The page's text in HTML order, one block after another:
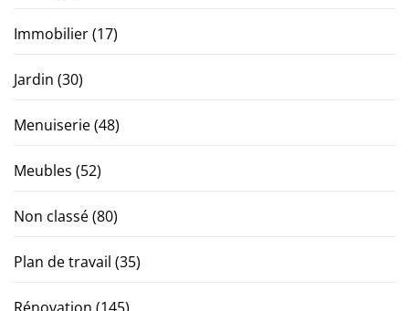
Immobilier(17)
Jardin (30)
Menuiserie(48)
Meubles (52)
Non classé(80)
Plan de travail (35)